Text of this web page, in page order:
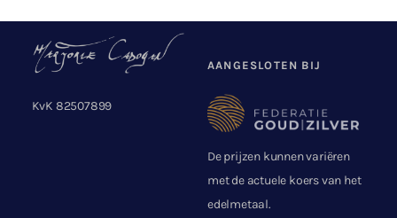
KvK 82507899
AANGESLOTEN BIJ
De prijzen kunnen variëren
met de actuele koers van het
edelmetaal.